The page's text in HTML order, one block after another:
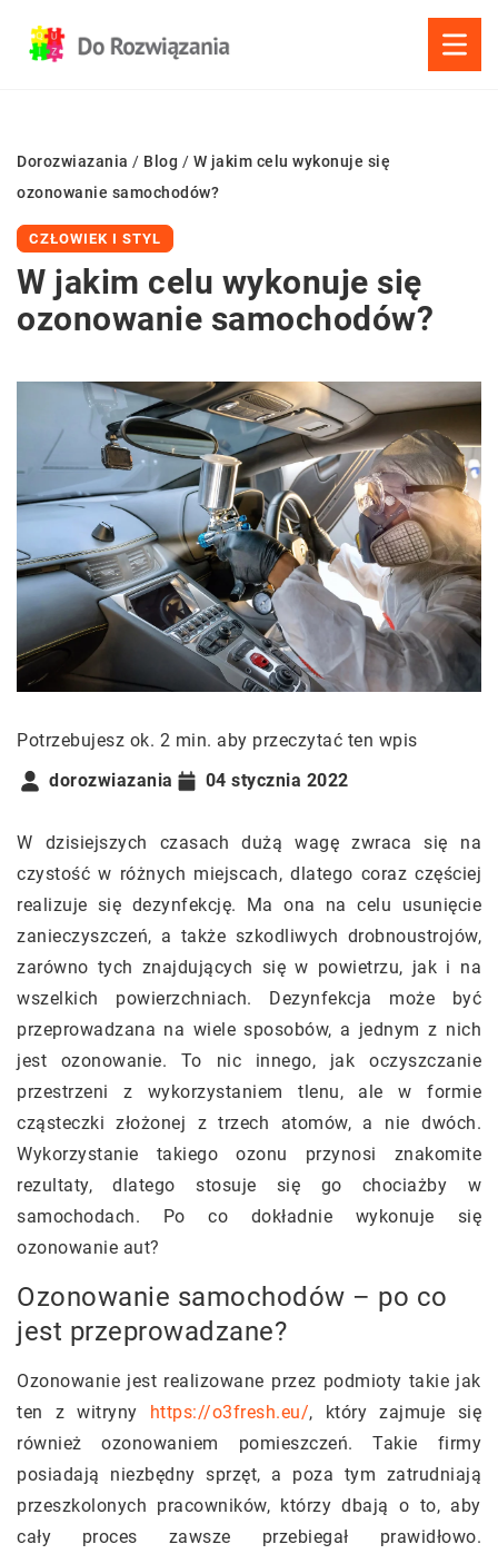
Dorozwiazania / Blog / W jakim celu wykonuje się
ozonowanie samochodów?
CZŁOWIEK I STYL
W jakim celu wykonuje się
ozonowanie samochodów?
Potrzebujesz ok. 2 min. aby przeczytać ten wpis
dorozwiazania
04 stycznia 2022
W dzisiejszych czasach dużą wagę zwraca się na
czystość w różnych miejscach, dlatego coraz częściej
realizuje się dezynfekcję. Ma ona na celu usunięcie
zanieczyszczeń, a także szkodliwych drobnoustrojów,
zarówno tych znajdujących się w powietrzu, jak i na
wszelkich powierzchniach. Dezynfekcja może być
przeprowadzana na wiele sposobów, a jednym z nich
jest ozonowanie. To nic innego, jak oczyszczanie
przestrzeni z wykorzystaniem tlenu, ale w formie
cząsteczki złożonej z trzech atomów, a nie dwóch.
Wykorzystanie takiego ozonu przynosi znakomite
rezultaty, dlatego stosuje się go chociażby w
samochodach. Po co dokładnie wykonuje się
ozonowanie aut?
Ozonowanie samochodów – po co
jest przeprowadzane?
Ozonowanie jest realizowane przez podmioty takie jak
ten z witryny https://o3fresh.eu/, który zajmuje się
również ozonowaniem pomieszczeń. Takie firmy
posiadają niezbędny sprzęt, a poza tym zatrudniają
przeszkolonych pracowników, którzy dbają o to, aby
cały proces zawsze przebiegał prawidłowo.